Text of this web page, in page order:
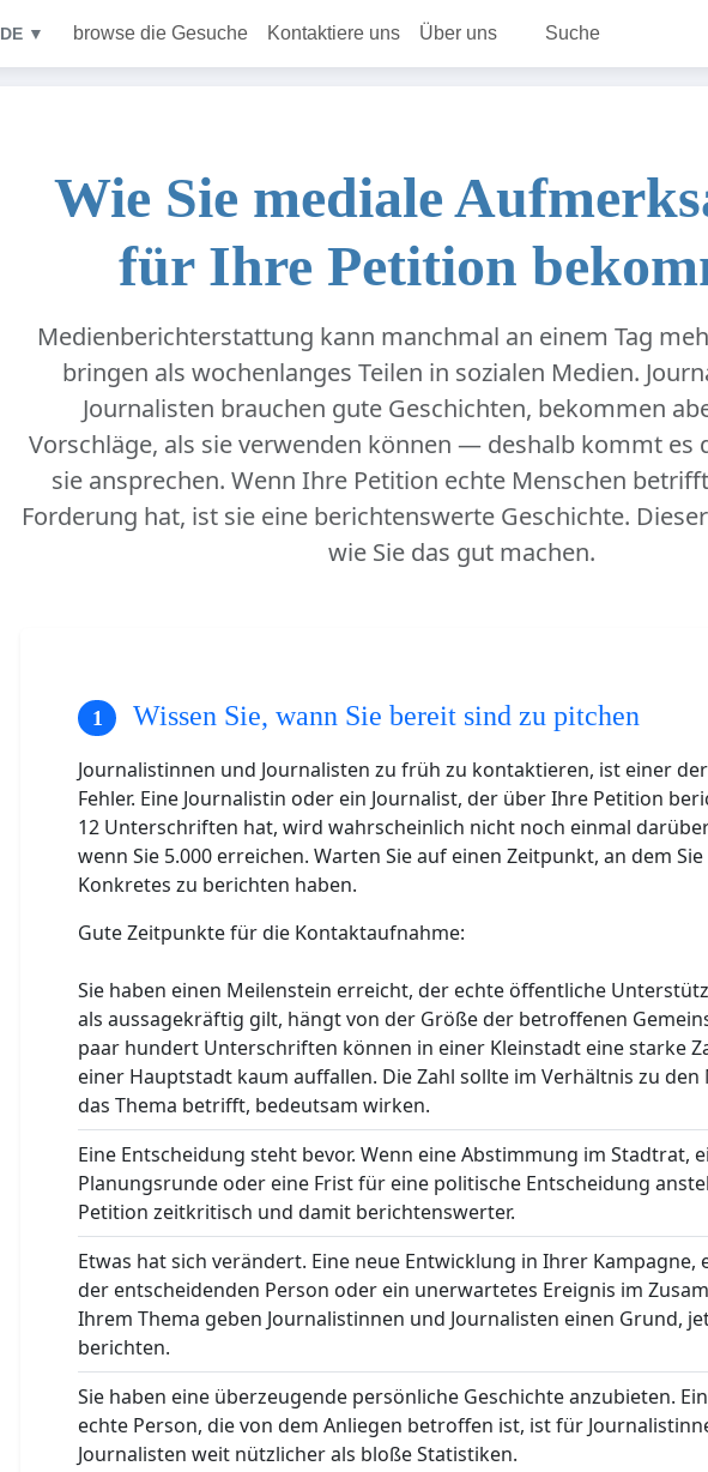
DE ▼ browse die Gesuche Kontaktiere uns Über uns Suche
Wie Sie mediale
für Ihre Petition
Medienberichterstattung kann manchmal an einem Tag
bringen als wochenlanges Teilen in sozialen Medien.
Journalisten brauchen gute Geschichten, bekommen
Vorschläge, als sie verwenden können — deshalb kommt es
sie ansprechen. Wenn Ihre Petition echte Menschen
Forderung hat, ist sie eine berichtenswerte Geschichte.
wie Sie das gut machen.
Wissen Sie, wann Sie bereit sind zu pitchen
Journalistinnen und Journalisten zu früh zu kontaktieren, ist einer
Fehler. Eine Journalistin oder ein Journalist, der über Ihre Petition
12 Unterschriften hat, wird wahrscheinlich nicht noch einmal
wenn Sie 5.000 erreichen. Warten Sie auf einen Zeitpunkt, an dem
Konkretes zu berichten haben.
Gute Zeitpunkte für die Kontaktaufnahme:
Sie haben einen Meilenstein erreicht, der echte öffentliche
als aussagekräftig gilt, hängt von der Größe der betroffenen
paar hundert Unterschriften können in einer Kleinstadt eine starke
einer Hauptstadt kaum auffallen. Die Zahl sollte im Verhältnis zu den
das Thema betrifft, bedeutsam wirken.
Eine Entscheidung steht bevor. Wenn eine Abstimmung im Stadtrat,
Planungsrunde oder eine Frist für eine politische Entscheidung
Petition zeitkritisch und damit berichtenswerter.
Etwas hat sich verändert. Eine neue Entwicklung in Ihrer Kampagne,
der entscheidenden Person oder ein unerwartetes Ereignis im
Ihrem Thema geben Journalistinnen und Journalisten einen Grund,
berichten.
Sie haben eine überzeugende persönliche Geschichte anzubieten.
echte Person, die von dem Anliegen betroffen ist, ist für
Journalisten weit nützlicher als bloße Statistiken.